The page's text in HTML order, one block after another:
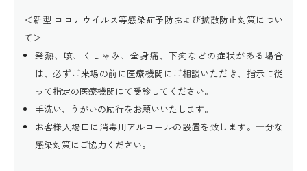
＜新型 コロナウイルス等感染症予防および拡散防止対策につい
て＞
発熱、咳、くしゃみ、全身痛、下痢などの症状がある場合
は、必ずご来場の前に医療機関にご相談いただき、指示に従
って指定の医療機関にて受診してください。
手洗い、うがいの励行をお願いいたします。
お客様入場口に消毒用アルコールの設置を致します。十分な
感染対策にご協力ください。